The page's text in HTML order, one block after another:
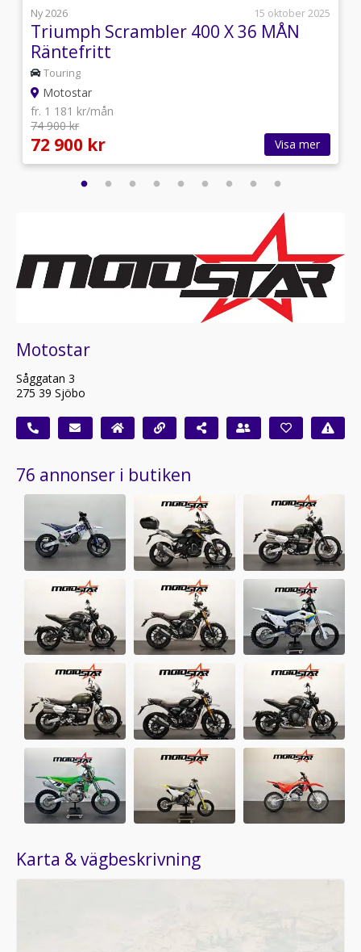
Ny 2026 15 oktober 2025
Triumph Scrambler 400 X 36 MÅN
Räntefritt
Touring
Motostar
fr. 1 181 kr/mån
74 900 kr
72 900 kr Visa mer
Motostar
Såggatan 3
275 39 Sjöbo
76 annonser i butiken
Karta & vägbeskrivning